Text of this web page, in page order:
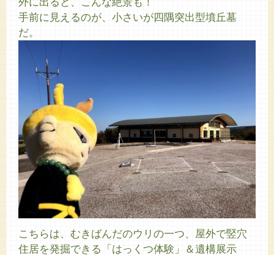
手前に見えるのが、小さいが四隅突出型墳丘墓
だ。
こちらは、むきばんだのウリの一つ、屋外で竪穴
住居を発掘できる「はっくつ体験」＆遺構展示